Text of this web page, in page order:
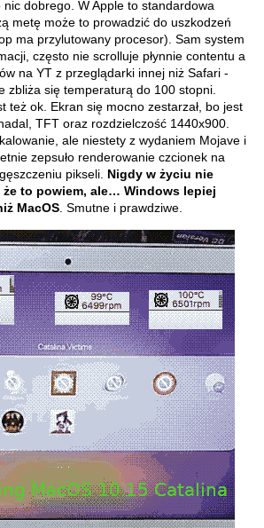
dobrego. W Apple to standardowa
metę może to prowadzić do uszkodzeń
ma przylutowany procesor). Sam system
często nie scrolluje płynnie contentu a
na YT z przeglądarki innej niż Safari -
zbliża się temperaturą do 100 stopni.
też ok. Ekran się mocno zestarzał, bo jest
TFT oraz rozdzielczość 1440x900.
ale niestety z wydaniem Mojave i
zepsuło renderowanie czcionek na
pikseli. Nigdy w życiu nie
że to powiem, ale… Windows lepiej
MacOS . Smutne i prawdziwe.